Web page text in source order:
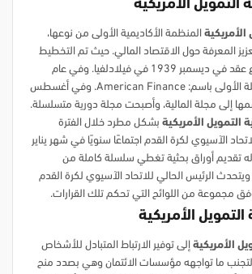
التمويل الأمريكية
المنظمة الأكاديمية الأولى من نوعها،
المعرفة حول الاقتصاد المالي. حيث تم التخطيط
لإطلاقها في اجتماع عقد في ديسمبر 1939 في فيلادلفيا. وفي عام
1942م نُشرت المجلة الأولى باسم: American Finance. وفي أغسطس
اسمها إلى مجلة المالية، وأصبحت مجلة دورية متسلسلة.
التمويل الأمريكية بشكل مطرد خلال الفترة
الآسيوي لكرة القدم اجتماعًا سنويًا في شهر يناير
تقديم أوراق بحثية تغطي سلسلة كاملة من
ويتحدث الرئيس الحالي للاتحاد الآسيوي لكرة القدم
مجموعة من اللوائح التي تحكم تلك القرارات.
الأمريكية
الأمريكية إلى توفير الارتباط المتبادل للأشخاص
لتجنب ما تواجهه مؤسسات الائتمان وهي بصدد منح